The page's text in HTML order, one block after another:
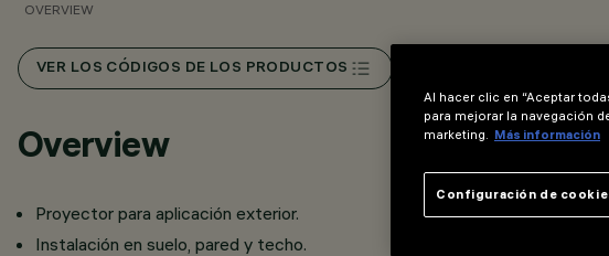
OVERVIEW
VER LOS CÓDIGOS DE LOS PRODUCTOS
Overview
Proyector para aplicación exterior.
Instalación en suelo, pared y techo.
Al hacer clic en “Aceptar
para mejorar la navegación
marketing.
Más información
Configuración de